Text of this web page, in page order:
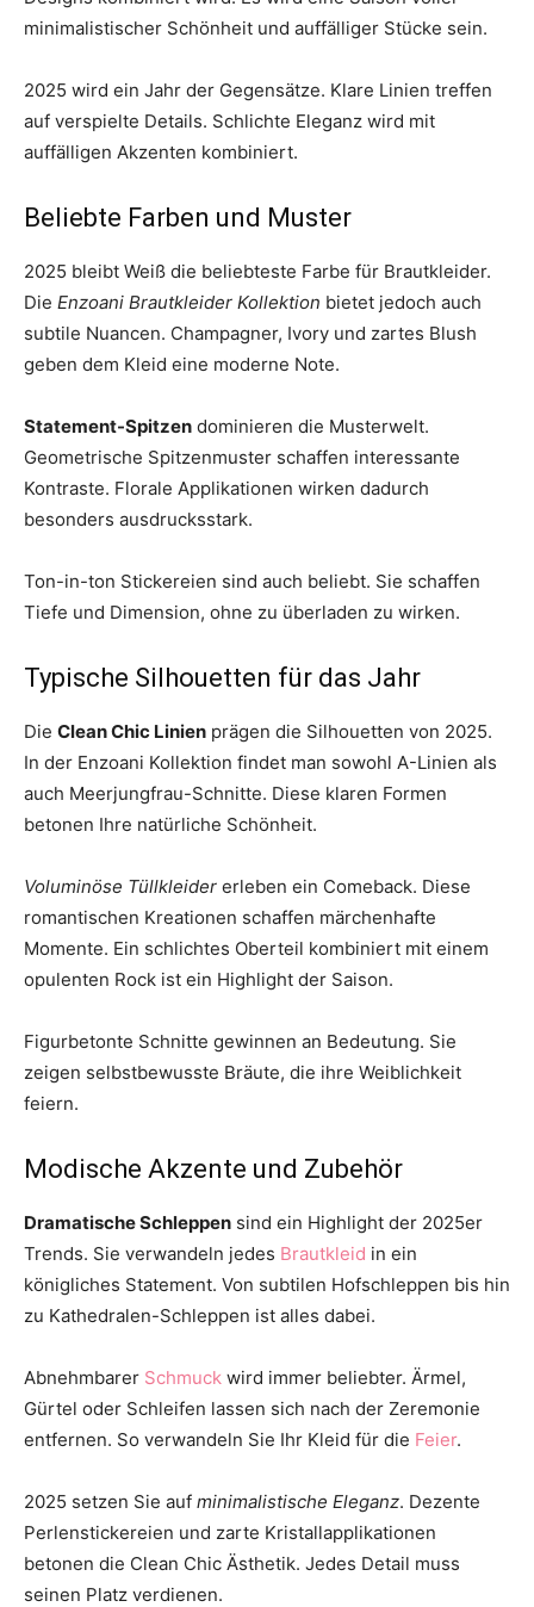
minimalistischer Schönheit und auffälliger Stücke sein.
2025 wird ein Jahr der Gegensätze. Klare Linien treffen
auf verspielte Details. Schlichte Eleganz wird mit
auffälligen Akzenten kombiniert.
Beliebte Farben und Muster
2025 bleibt Weiß die beliebteste Farbe für Brautkleider.
Die Enzoani Brautkleider Kollektion bietet jedoch auch
subtile Nuancen. Champagner, Ivory und zartes Blush
geben dem Kleid eine moderne Note.
Statement-Spitzen dominieren die Musterwelt.
Geometrische Spitzenmuster schaffen interessante
Kontraste. Florale Applikationen wirken dadurch
besonders ausdrucksstark.
Ton-in-ton Stickereien sind auch beliebt. Sie schaffen
Tiefe und Dimension, ohne zu überladen zu wirken.
Typische Silhouetten für das Jahr
Die Clean Chic Linien prägen die Silhouetten von 2025.
In der Enzoani Kollektion findet man sowohl A-Linien als
auch Meerjungfrau-Schnitte. Diese klaren Formen
betonen Ihre natürliche Schönheit.
Voluminöse Tüllkleider erleben ein Comeback. Diese
romantischen Kreationen schaffen märchenhafte
Momente. Ein schlichtes Oberteil kombiniert mit einem
opulenten Rock ist ein Highlight der Saison.
Figurbetonte Schnitte gewinnen an Bedeutung. Sie
zeigen selbstbewusste Bräute, die ihre Weiblichkeit
feiern.
Modische Akzente und Zubehör
Dramatische Schleppen sind ein Highlight der 2025er
Trends. Sie verwandeln jedes Brautkleid in ein
königliches Statement. Von subtilen Hofschleppen bis hin
zu Kathedralen-Schleppen ist alles dabei.
Abnehmbarer Schmuck wird immer beliebter. Ärmel,
Gürtel oder Schleifen lassen sich nach der Zeremonie
entfernen. So verwandeln Sie Ihr Kleid für die Feier.
2025 setzen Sie auf minimalistische Eleganz. Dezente
Perlenstickereien und zarte Kristallapplikationen
betonen die Clean Chic Ästhetik. Jedes Detail muss
seinen Platz verdienen.